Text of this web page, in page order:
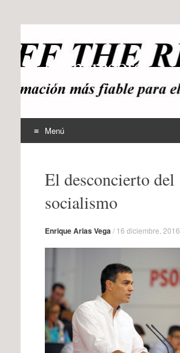
offtherecord
OTR
Menú
contenidoEl desconcierto del
socialismo
Enrique Arias Vega / 16 diciembre, 2016